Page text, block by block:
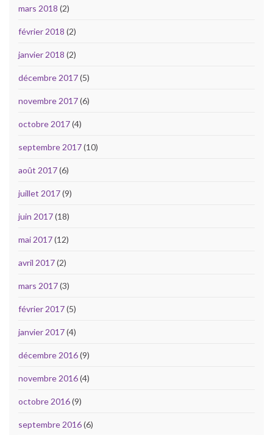
mars 2018 (2)
février 2018 (2)
janvier 2018 (2)
décembre 2017(5)
novembre 2017(6)
octobre 2017(4)
septembre 2017(10)
août 2017(6)
juillet 2017(9)
juin 2017(18)
mai 2017(12)
avril 2017(2)
mars 2017(3)
février 2017(5)
janvier 2017(4)
décembre 2016(9)
novembre 2016(4)
octobre 2016(9)
septembre 2016(6)